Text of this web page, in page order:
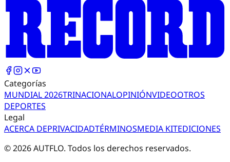
Categorías
MUNDIAL 2026TRINACIONALOPINIÓNVIDEOOTROS
DEPORTES
Legal
ACERCA DEPRIVACIDADTÉRMINOSMEDIA KITEDICIONES
©2026AUTFLO. Todos los derechos reservados.